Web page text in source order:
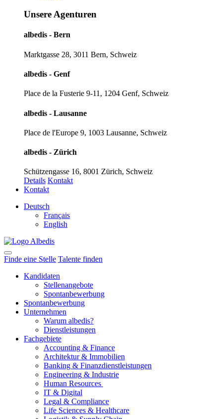
Unsere Agenturen
albedis - Bern
Marktgasse 28, 3011 Bern, Schweiz
albedis - Genf
Place de la Fusterie 9-11, 1204 Genf, Schweiz
albedis - Lausanne
Place de l'Europe 9, 1003 Lausanne, Schweiz
albedis - Zürich
Schützengasse 16, 8001 Zürich, Schweiz
Details Kontakt
Kontakt
Deutsch
Français
English
Finde eine Stelle Talente finden
Kandidaten
Stellenangebote
Spontanbewerbung
Spontanbewerbung
Unternehmen
Warum albedis?
Dienstleistungen
Fachgebiete
Accounting & Finance
Architektur & Immobilien
Banking & Finanzdienstleistungen
Engineering & Industrie
Human Resources
IT & Digital
Legal & Compliance
Life Sciences & Healthcare